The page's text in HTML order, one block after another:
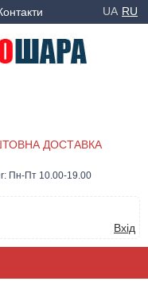
UA RU
ДОСТАВКА
Пн-Пт 10.00-19.00
Вхід